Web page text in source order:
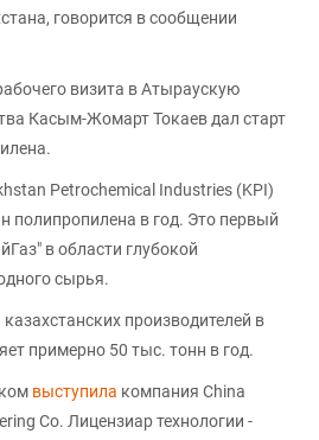
говорится в сообщении
визита в Атыраускую
Касым-Жомарт Токаев дал старт
Petrochemical Industries (KPI)
полипропилена в год. Это первый
в области глубокой
сырья.
производителей в
примерно 50 тыс. тонн в год.
выступила компания China
Co. Лицензиар технологии -